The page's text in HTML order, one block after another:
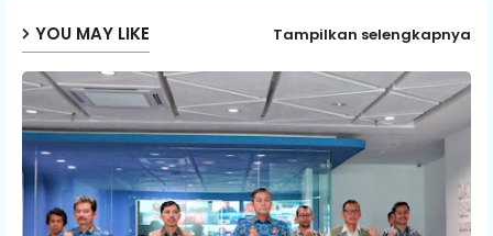
YOU MAY LIKE Tampilkan selengkapnya